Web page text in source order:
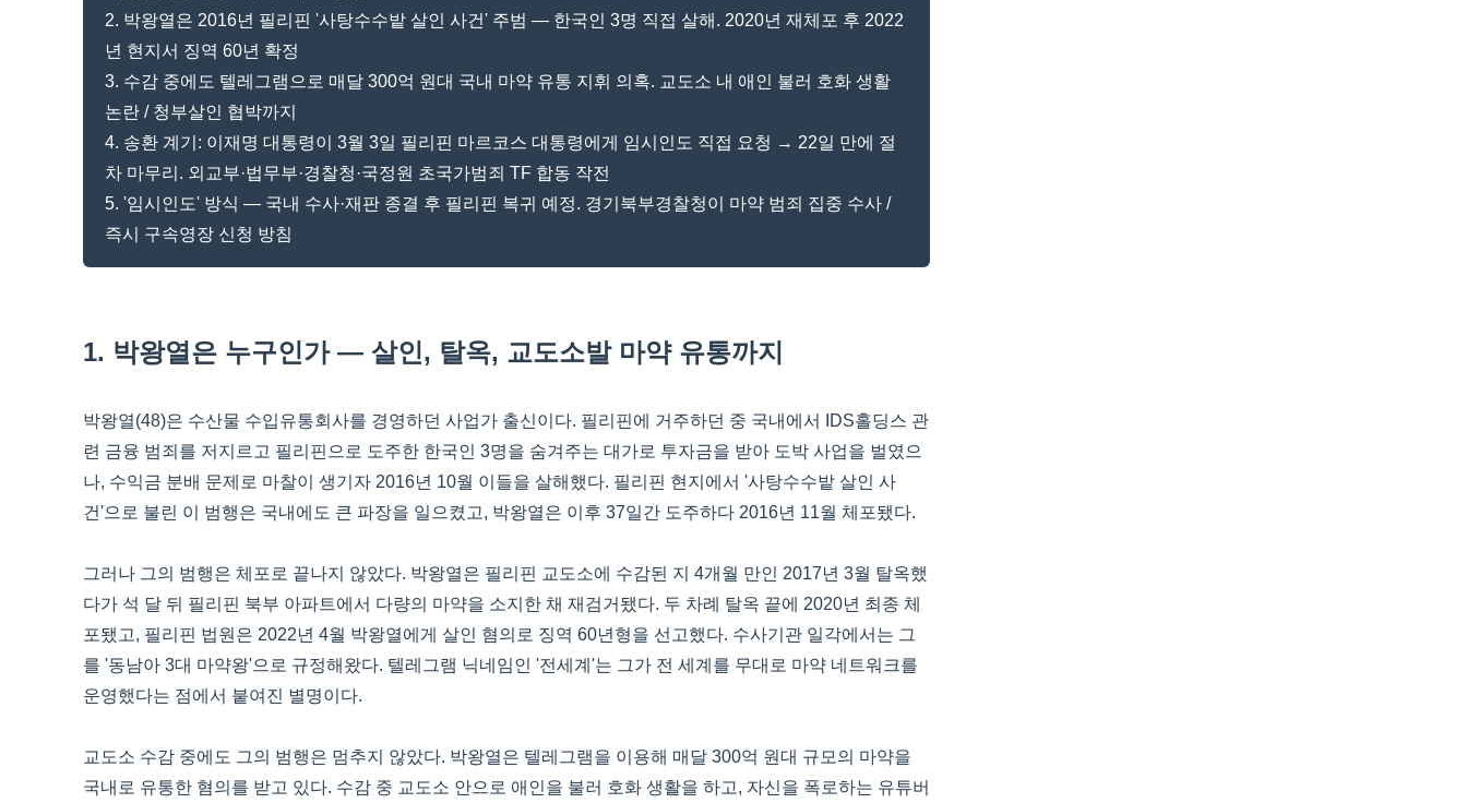
2. 박왕열은 2016년 필리핀 '사탕수수밭 살인 사건' 주범 — 한국인 3명 직접 살해. 2020년 재체포 후 2022
년 현지서 징역 60년 확정
3. 수감 중에도 텔레그램으로 매달 300억 원대 국내 마약 유통 지휘 의혹. 교도소 내 애인 불러 호화 생활
논란 / 청부살인 협박까지
4. 송환 계기: 이재명 대통령이 3월 3일 필리핀 마르코스 대통령에게 임시인도 직접 요청 → 22일 만에 절
차 마무리. 외교부·법무부·경찰청·국정원 초국가범죄 TF 합동 작전
5. '임시인도' 방식 — 국내 수사·재판 종결 후 필리핀 복귀 예정. 경기북부경찰청이 마약 범죄 집중 수사 /
즉시 구속영장 신청 방침
1. 박왕열은 누구인가 — 살인, 탈옥, 교도소발 마약 유통까지
박왕열(48)은 수산물 수입유통회사를 경영하던 사업가 출신이다. 필리핀에 거주하던 중 국내에서 IDS홀딩스 관
련 금융 범죄를 저지르고 필리핀으로 도주한 한국인 3명을 숨겨주는 대가로 투자금을 받아 도박 사업을 벌였으
나, 수익금 분배 문제로 마찰이 생기자 2016년 10월 이들을 살해했다. 필리핀 현지에서 '사탕수수밭 살인 사
건'으로 불린 이 범행은 국내에도 큰 파장을 일으켰고, 박왕열은 이후 37일간 도주하다 2016년 11월 체포됐다.
그러나 그의 범행은 체포로 끝나지 않았다. 박왕열은 필리핀 교도소에 수감된 지 4개월 만인 2017년 3월 탈옥했
다가 석 달 뒤 필리핀 북부 아파트에서 다량의 마약을 소지한 채 재검거됐다. 두 차례 탈옥 끝에 2020년 최종 체
포됐고, 필리핀 법원은 2022년 4월 박왕열에게 살인 혐의로 징역 60년형을 선고했다. 수사기관 일각에서는 그
를 '동남아 3대 마약왕'으로 규정해왔다. 텔레그램 닉네임인 '전세계'는 그가 전 세계를 무대로 마약 네트워크를
운영했다는 점에서 붙여진 별명이다.
교도소 수감 중에도 그의 범행은 멈추지 않았다. 박왕열은 텔레그램을 이용해 매달 300억 원대 규모의 마약을
국내로 유통한 혐의를 받고 있다. 수감 중 교도소 안으로 애인을 불러 호화 생활을 하고, 자신을 폭로하는 유튜버